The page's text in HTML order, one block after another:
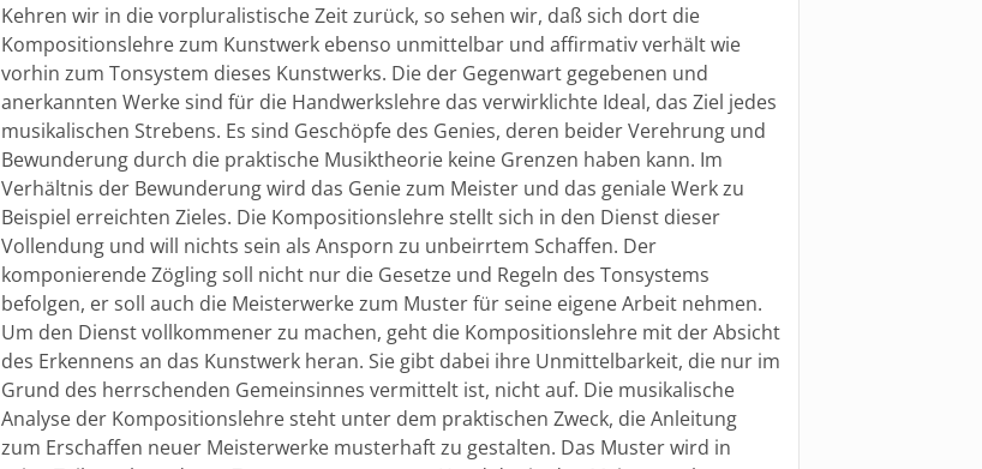
Kehren wir in die vorpluralistische Zeit zurück, so sehen wir, daß sich dort die
Kompositionslehre zum Kunstwerk ebenso unmittelbar und affirmativ verhält wie
vorhin zum Tonsystem dieses Kunstwerks. Die der Gegenwart gegebenen und
anerkannten Werke sind für die Handwerkslehre das verwirklichte Ideal, das Ziel jedes
musikalischen Strebens. Es sind Geschöpfe des Genies, deren beider Verehrung und
Bewunderung durch die praktische Musiktheorie keine Grenzen haben kann. Im
Verhältnis der Bewunderung wird das Genie zum Meister und das geniale Werk zu
Beispiel erreichten Zieles. Die Kompositionslehre stellt sich in den Dienst dieser
Vollendung und will nichts sein als Ansporn zu unbeirrtem Schaffen. Der
komponierende Zögling soll nicht nur die Gesetze und Regeln des Tonsystems
befolgen, er soll auch die Meisterwerke zum Muster für seine eigene Arbeit nehmen.
Um den Dienst vollkommener zu machen, geht die Kompositionslehre mit der Absicht
des Erkennens an das Kunstwerk heran. Sie gibt dabei ihre Unmittelbarkeit, die nur im
Grund des herrschenden Gemeinsinnes vermittelt ist, nicht auf. Die musikalische
Analyse der Kompositionslehre steht unter dem praktischen Zweck, die Anleitung
zum Erschaffen neuer Meisterwerke musterhaft zu gestalten. Das Muster wird in